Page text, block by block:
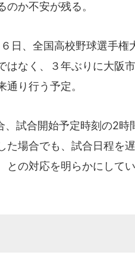
か不安が残る。
日、全国高校野球選手権
はなく、３年ぶりに大阪
り行う予定。
試合開始予定時刻の2時
た場合でも、試合日程を
の対応を明らかにしてい